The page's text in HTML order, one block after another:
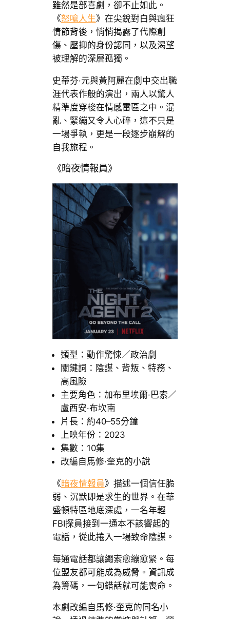
雖然是部喜劇，卻不止如此。
《怒嗆人生》在尖銳對白與瘋狂
情節背後，悄悄揭露了代際創
傷、壓抑的身份認同，以及渴望
被理解的深層孤獨。
史蒂芬·元與黃阿麗在劇中交出職
涯代表作般的演出，兩人以驚人
精準度穿梭在情感雷區之中。混
亂、緊繃又令人心碎，這不只是
一場爭執，更是一段逐步崩解的
自我旅程。
《暗夜情報員》
類型：動作驚悚／政治劇
關鍵詞：陰謀、背叛、特務、
高風險
主要角色：加布里埃爾·巴索／
盧西安·布坎南
片長：約40–55分鐘
上映年份：2023
集數：10集
改編自馬修·奎克的小說
《暗夜情報員》描述一個信任脆
弱、沉默即是求生的世界。在華
盛頓特區地底深處，一名年輕
FBI探員接到一通本不該響起的
電話，從此捲入一場致命陰謀。
每通電話都讓繩索愈繃愈緊。每
位盟友都可能成為威脅。資訊成
為籌碼，一句錯話就可能喪命。
本劇改編自馬修·奎克的同名小